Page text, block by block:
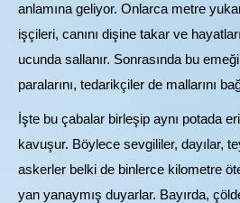
anlamına geliyor. Onlarca metre
işçileri, canını dişine takar ve
ucunda sallanır. Sonrasında bu
paralarını, tedarikçiler de mallarını
İşte bu çabalar birleşip aynı potada
kavuşur. Böylece sevgililer, dayılar,
askerler belki de binlerce kilometre
yan yanaymış duyarlar. Bayırda,